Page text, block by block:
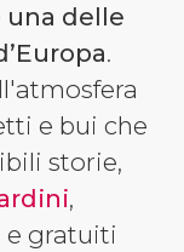
una delle
.
e bui che
storie,
,
e gratuiti